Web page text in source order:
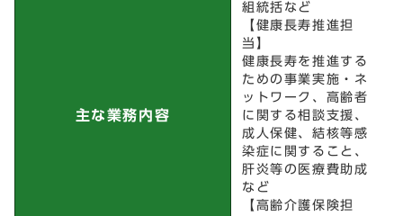
主な業務内容
組統括など
【健康長寿推進担
当】
健康長寿を推進する
ための事業実施・ネ
ットワーク、高齢者
に関する相談支援、
成人保健、結核等感
染症に関すること、
肝炎等の医療費助成
など
【高齢介護保険担